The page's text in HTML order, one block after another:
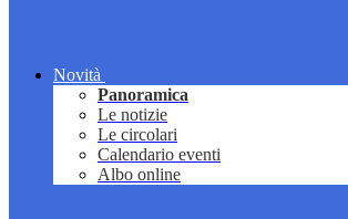
Novità
Panoramica
Le notizie
Le circolari
Calendario eventi
Albo online